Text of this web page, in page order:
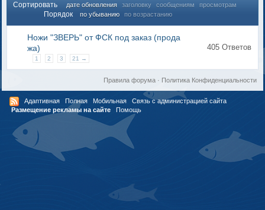
Сортировать дате обновления заголовку сообщениям просмотрам
Порядок по убыванию по возрастанию
Ножи "ЗВЕРЬ" от ФСК под заказ (прода
жа)
1 2 3 21 →
405 Ответов
Политика Конфиденциальности
Правила форума·
Адаптивная Полная Мобильная
Связь с администрацией сайта
Размещение рекламы на сайте
Помощь